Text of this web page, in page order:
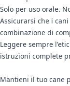
Solo per uso orale.
Assicurarsi che i
combinazione di
Leggere sempre
istruzioni complete
Mantieni il tuo cane